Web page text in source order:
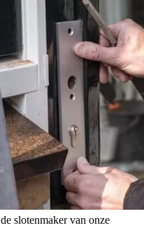
slotenmaker van onze